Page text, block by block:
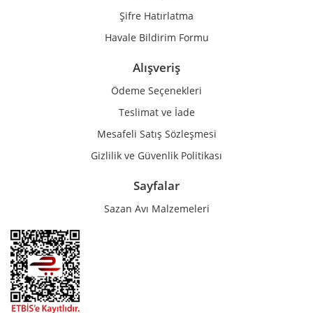
Şifre Hatırlatma
Havale Bildirim Formu
Alışveriş
Ödeme Seçenekleri
Teslimat ve İade
Mesafeli Satış Sözleşmesi
Gizlilik ve Güvenlik Politikası
Sayfalar
Sazan Avı Malzemeleri